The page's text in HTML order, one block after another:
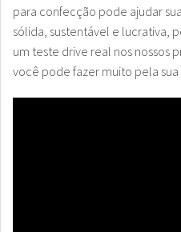
para confecção pode ajudar
sólida, sustentável e lucrativa,
um teste drive real nos nossos
você pode fazer muito pela